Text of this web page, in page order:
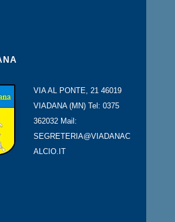
VIA AL PONTE, 21 46019
VIADANA (MN) Tel: 0375
362032 Mail:
SEGRETERIA@VIADANAC
ALCIO.IT